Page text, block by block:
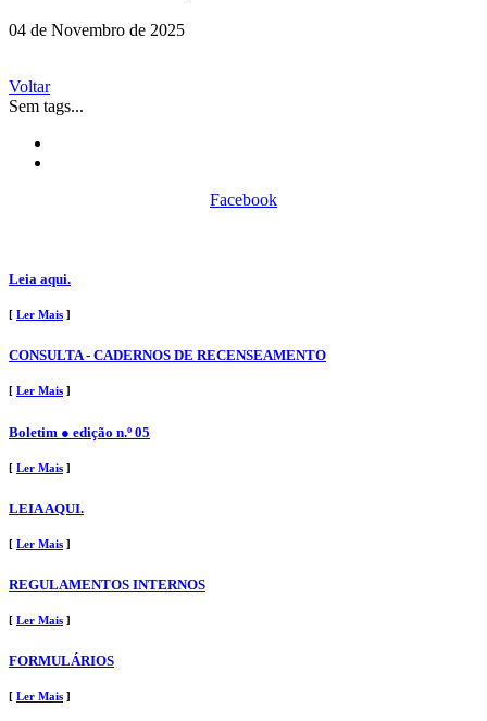
04 de Novembro de 2025
Voltar
Sem tags...
Facebook
Leia aqui.
[ Ler Mais ]
CONSULTA - CADERNOS DE RECENSEAMENTO
[ Ler Mais ]
Boletim ● edição n.º 05
[ Ler Mais ]
LEIA AQUI.
[ Ler Mais ]
REGULAMENTOS INTERNOS
[ Ler Mais ]
FORMULÁRIOS
[ Ler Mais ]